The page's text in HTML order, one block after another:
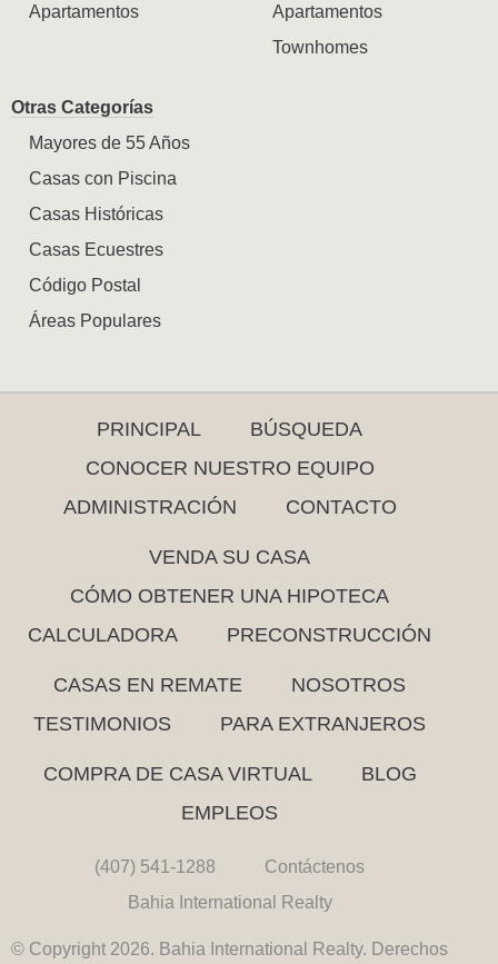
Apartamentos
Apartamentos
Townhomes
Otras Categorías
Mayores de 55 Años
Casas con Piscina
Casas Históricas
Casas Ecuestres
Código Postal
Áreas Populares
PRINCIPAL
BÚSQUEDA
CONOCER NUESTRO EQUIPO
ADMINISTRACIÓN
CONTACTO
VENDA SU CASA
CÓMO OBTENER UNA HIPOTECA
CALCULADORA
PRECONSTRUCCIÓN
CASAS EN REMATE
NOSOTROS
TESTIMONIOS
PARA EXTRANJEROS
COMPRA DE CASA VIRTUAL
BLOG
EMPLEOS
(407) 541-1288
Contáctenos
Bahia International Realty
© Copyright 2026. Bahia International Realty. Derechos